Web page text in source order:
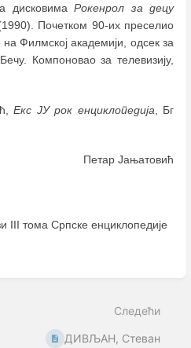
дисковимаРокенрол за децу
Почетком 90-их преселио
на Филмској академији, одсек за
Компоновао за телевизију,
Екс ЈУ рок енциклопедија , Бг
Петар Јањатовић
III тома Српске енциклопедије
Следећи
ДИВЉАН, Стеван